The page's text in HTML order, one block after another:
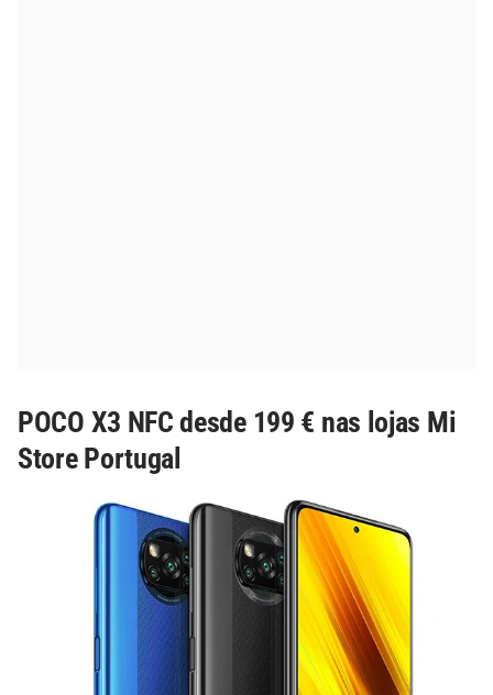
POCO X3 NFC desde 199 € nas lojas Mi
Store Portugal